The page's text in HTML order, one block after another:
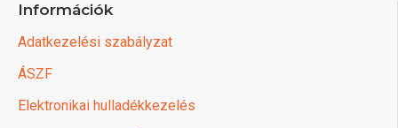
Információk
Adatkezelési szabályzat
ÁSZF
Elektronikai hulladékkezelés